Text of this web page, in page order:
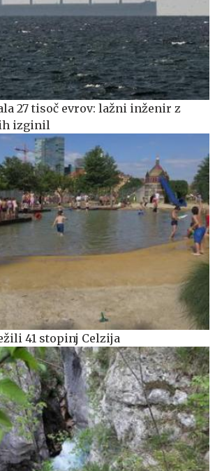
27 tisoč evrov: lažni inženir z
izginil
41 stopinj Celzija